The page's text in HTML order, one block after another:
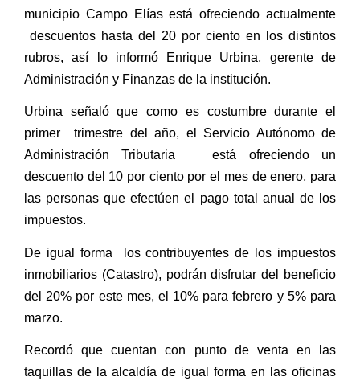
municipio Campo Elías está ofreciendo actualmente
descuentos hasta del 20 por ciento en los distintos
rubros, así lo informó Enrique Urbina, gerente de
Administración y Finanzas de la institución.
Urbina señaló que como es costumbre durante el
primer trimestre del año, el Servicio Autónomo de
Administración Tributaria está ofreciendo un
descuento del 10 por ciento por el mes de enero, para
las personas que efectúen el pago total anual de los
impuestos.
De igual forma los contribuyentes de los impuestos
inmobiliarios (Catastro), podrán disfrutar del beneficio
del 20% por este mes, el 10% para febrero y 5% para
marzo.
Recordó que cuentan con punto de venta en las
taquillas de la alcaldía de igual forma en las oficinas